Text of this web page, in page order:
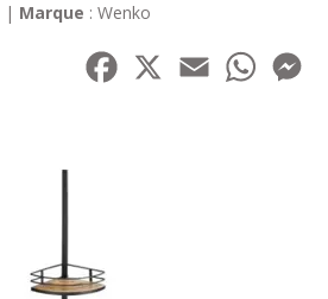
| Marque : Wenko
Facebook
Email